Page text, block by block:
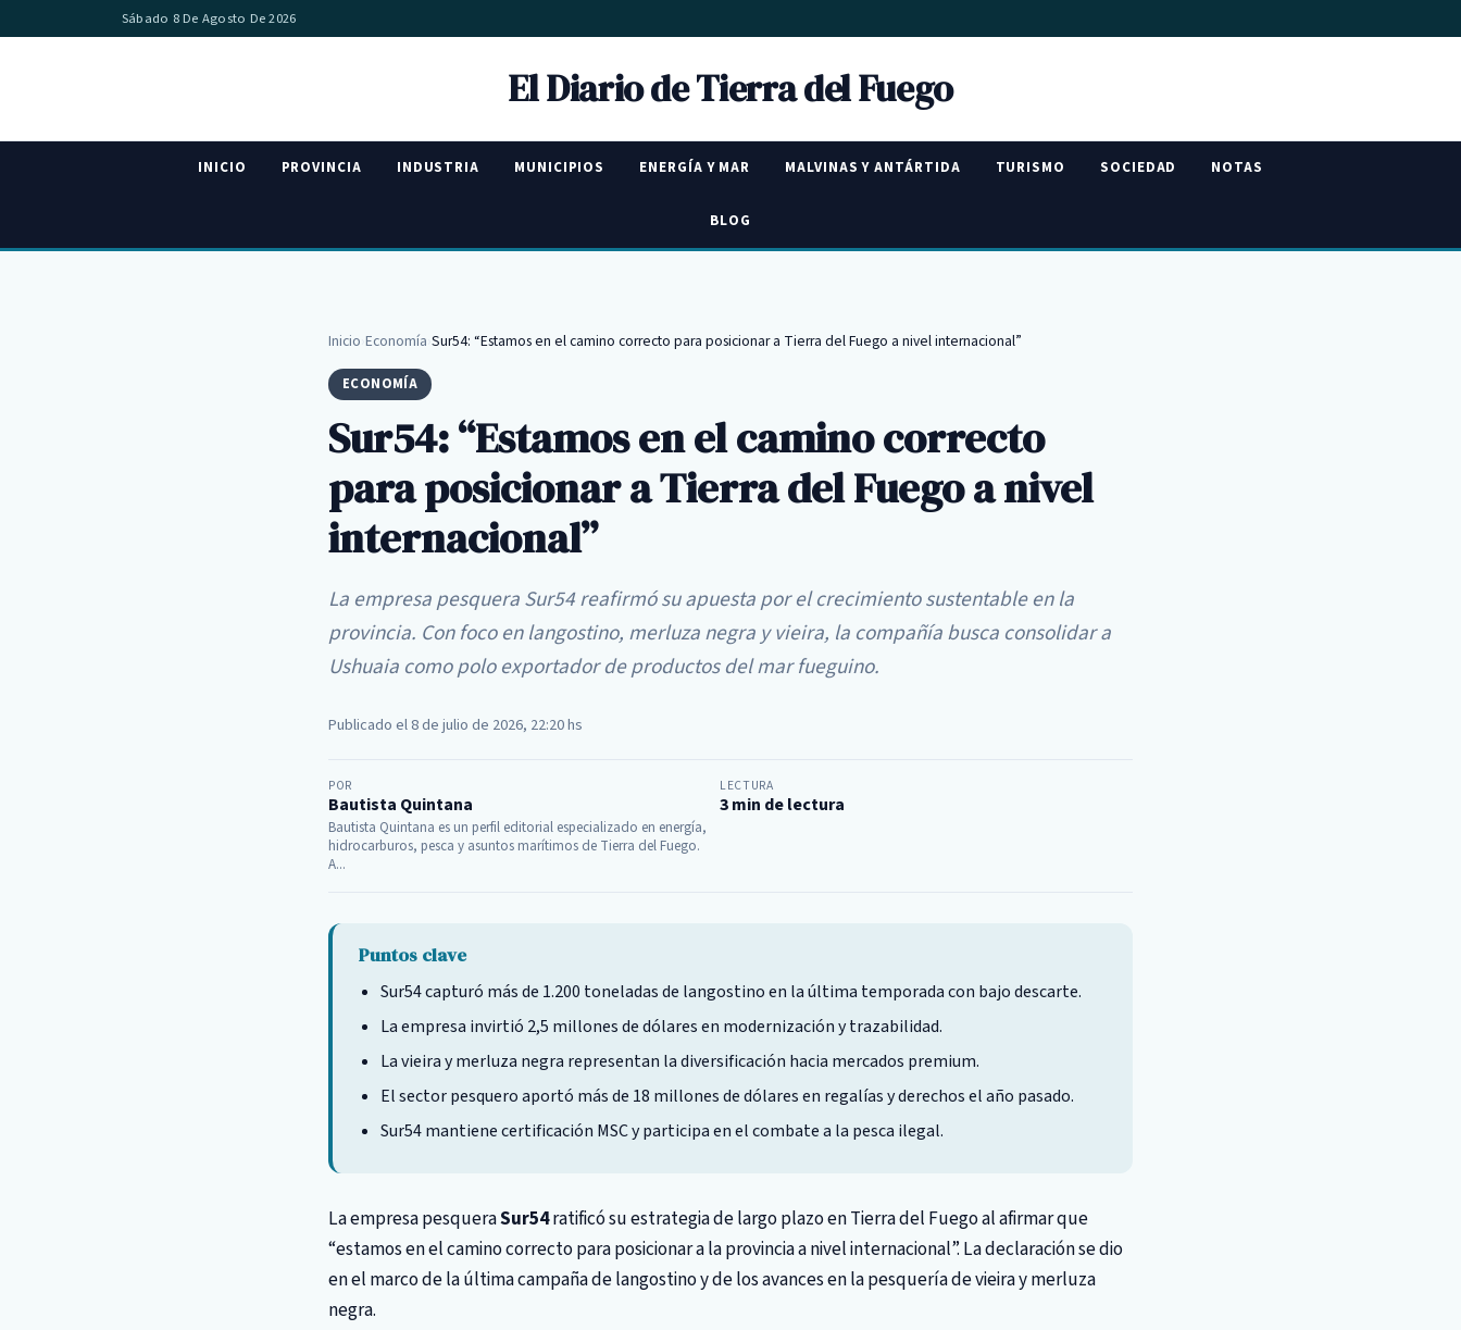
Sábado 8 De Agosto De 2026
El Diario de Tierra del Fuego
INICIO PROVINCIA INDUSTRIA MUNICIPIOS ENERGÍA Y MAR MALVINAS Y ANTÁRTIDA TURISMO SOCIEDAD NOTAS
BLOG
Inicio Economía Sur54: “Estamos en el camino correcto para posicionar a Tierra del Fuego a nivel internacional”
ECONOMÍA
Sur54: “Estamos en el camino correcto
para posicionar a Tierra del Fuego a nivel
internacional”
La empresa pesquera Sur54 reafirmó su apuesta por el crecimiento sustentable en la
provincia. Con foco en langostino, merluza negra y vieira, la compañía busca consolidar a
Ushuaia como polo exportador de productos del mar fueguino.
Publicado el 8 de julio de 2026, 22:20 hs
POR
Bautista Quintana
Bautista Quintana es un perfil editorial especializado en energía,
hidrocarburos, pesca y asuntos marítimos de Tierra del Fuego.
A...
LECTURA
3 min de lectura
Puntos clave
Sur54 capturó más de 1.200 toneladas de langostino en la última temporada con bajo descarte.
La empresa invirtió 2,5 millones de dólares en modernización y trazabilidad.
La vieira y merluza negra representan la diversificación hacia mercados premium.
El sector pesquero aportó más de 18 millones de dólares en regalías y derechos el año pasado.
Sur54 mantiene certificación MSC y participa en el combate a la pesca ilegal.
La empresa pesqueraSur54ratificó su estrategia de largo plazo en Tierra del Fuego al afirmar que
“estamos en el camino correcto para posicionar a la provincia a nivel internacional”. La declaración se dio
en el marco de la última campaña de langostino y de los avances en la pesquería de vieira y merluza
negra.